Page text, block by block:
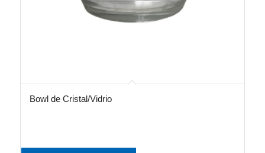
Bowl de Cristal/Vidrio